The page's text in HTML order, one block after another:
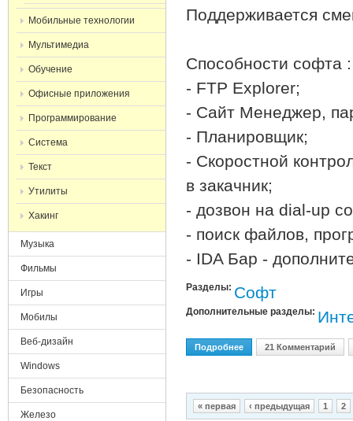
Поддерживается
Способности софта :
- FTP Explorer;
- Сайт Менеджер,
- Планировщик;
- Скоростной
в закачник;
- дозвон на dial-up
- поиск файлов,
- IDA Бар -
Разделы: Софт
Дополнительные разделы:
Подробнее О Internet Download
21 Комментарий
Страницы
« первая ‹ предыдущая 1 2
Мобильные технологии
Мультимедиа
Обучение
Офисные приложения
Программирование
Система
Текст
Утилиты
Хакинг
Музыка
Фильмы
Игры
Мобилы
Веб-дизайн
Windows
Безопасность
Железо